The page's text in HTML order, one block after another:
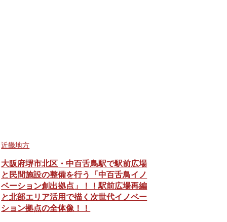
近畿地方
大阪府堺市北区・中百舌鳥駅で駅前広場
と民間施設の整備を行う「中百舌鳥イノ
ベーション創出拠点」！！駅前広場再編
と北部エリア活用で描く次世代イノベー
ション拠点の全体像！！